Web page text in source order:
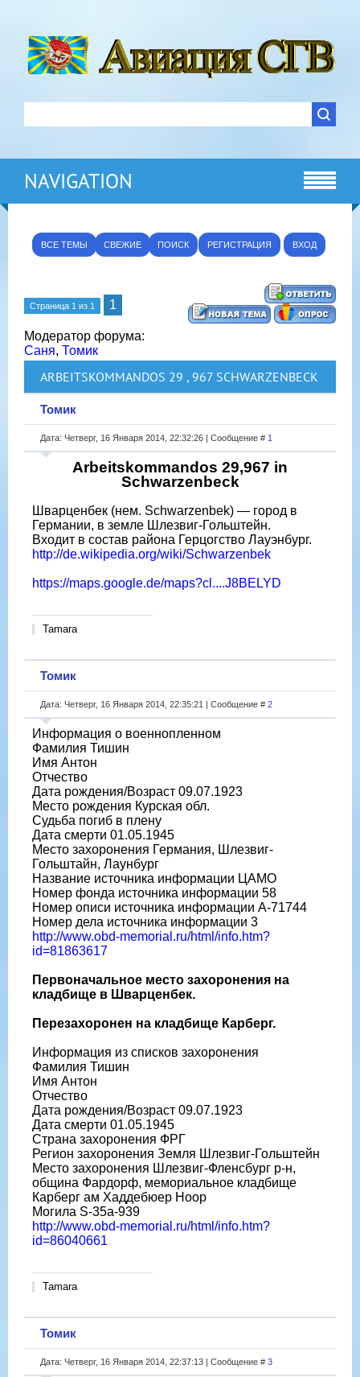
NAVIGATION
ВСЕ ТЕМЫ СВЕЖИЕ ПОИСК РЕГИСТРАЦИЯ ВХОД
Страница 1 из 1 1
Модератор форума:
Саня, Томик
ARBEITSKOMMANDOS 29 , 967 SCHWARZENBECK
Томик
Дата: Четверг, 16 Января 2014, 22:32:26 | Сообщение # 1
Arbeitskommandos 29,967 in
Schwarzenbeck
Шварценбек (нем. Schwarzenbek) — город в
Германии, в земле Шлезвиг-Гольштейн.
Входит в состав района Герцогство Лауэнбург.
http://de.wikipedia.org/wiki/Schwarzenbek
https://maps.google.de/maps?cl....J8BELYD
Tamara
Томик
Дата: Четверг, 16 Января 2014, 22:35:21 | Сообщение # 2
Информация о военнопленном
Фамилия Тишин
Имя Антон
Отчество
Дата рождения/Возраст 09.07.1923
Место рождения Курская обл.
Судьба погиб в плену
Дата смерти 01.05.1945
Место захоронения Германия, Шлезвиг-
Гольштайн, Лаунбург
Название источника информации ЦАМО
Номер фонда источника информации 58
Номер описи источника информации A-71744
Номер дела источника информации 3
http://www.obd-memorial.ru/html/info.htm?
id=81863617
Первоначальное место захоронения на
кладбище в Шварценбек.
Перезахоронен на кладбище Карберг.
Информация из списков захоронения
Фамилия Тишин
Имя Антон
Отчество
Дата рождения/Возраст 09.07.1923
Дата смерти 01.05.1945
Страна захоронения ФРГ
Регион захоронения Земля Шлезвиг-Гольштейн
Место захоронения Шлезвиг-Фленсбург р-н,
община Фардорф, мемориальное кладбище
Карберг ам Хаддебюер Ноор
Могила S-35a-939
http://www.obd-memorial.ru/html/info.htm?
id=86040661
Tamara
Томик
Дата: Четверг, 16 Января 2014, 22:37:13 | Сообщение # 3